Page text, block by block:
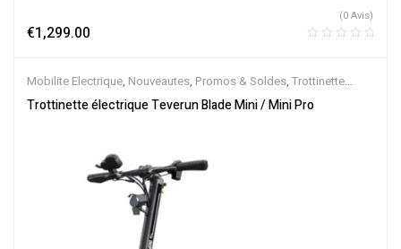
€1,299.00
(0 Avis)
Mobilite Electrique, Nouveautes, Promos & Soldes, Trottinette
Electrique
Trottinette électrique Teverun Blade Mini / Mini Pro